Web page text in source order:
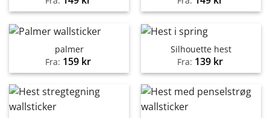
palmer
Fra: 159 kr
Silhouette hest
Fra: 139 kr